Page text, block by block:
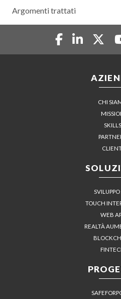
Argomenti trattati
CHI
SKILLS
SVILUPPO
TOUCH
WEB
REALTÀ